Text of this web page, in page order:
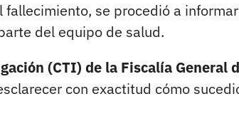
se procedió a
del equipo de salud.
(CTI) de la Fiscalía General
con exactitud cómo